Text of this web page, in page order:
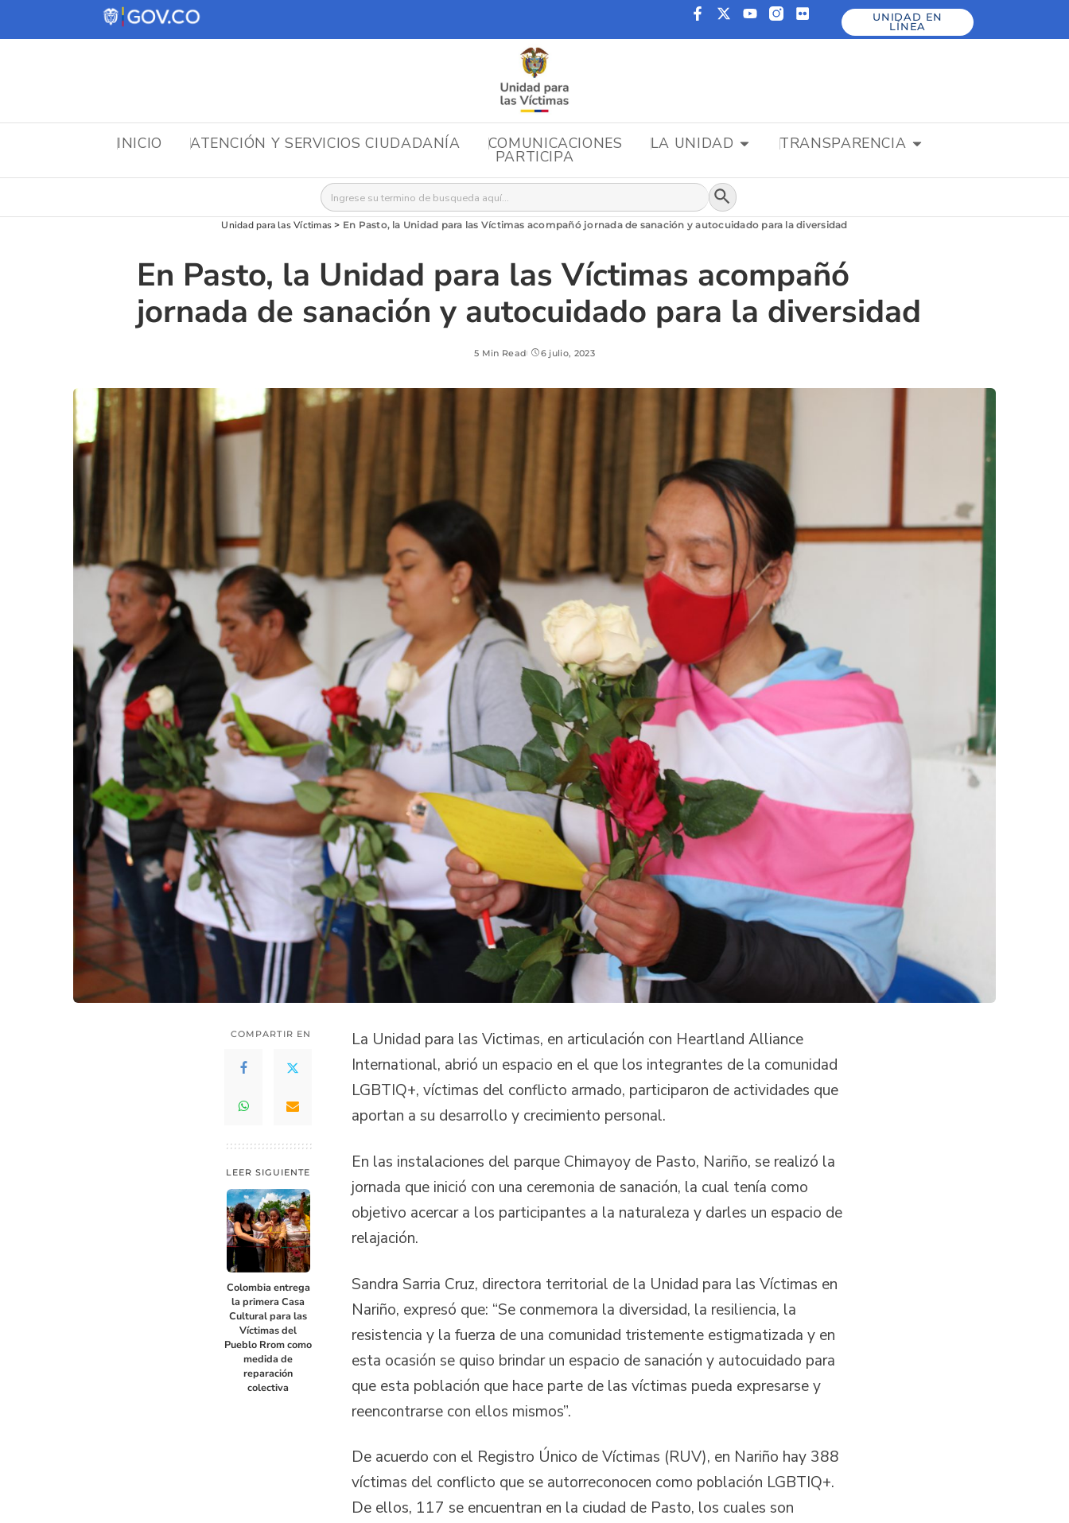
UNIDAD EN
LÍNEA
INICIO ATENCIÓN Y SERVICIOS CIUDADANÍA COMUNICACIONES LA UNIDAD TRANSPARENCIA
PARTICIPA
Buscar: Botón de búsqueda
Unidad para las Víctimas > En Pasto, la Unidad para las Víctimas acompañó jornada de sanación y autocuidado para la diversidad
En Pasto, la Unidad para las Víctimas acompañó
jornada de sanación y autocuidado para la diversidad
5 Min Read 6 julio, 2023
COMPARTIR EN
LEER SIGUIENTE
Colombia entrega
la primera Casa
Cultural para las
Víctimas del
Pueblo Rrom como
medida de
reparación
colectiva
La Unidad para las Victimas, en articulación con Heartland Alliance
International, abrió un espacio en el que los integrantes de la comunidad
LGBTIQ+, víctimas del conflicto armado, participaron de actividades que
aportan a su desarrollo y crecimiento personal.
En las instalaciones del parque Chimayoy de Pasto, Nariño, se realizó la
jornada que inició con una ceremonia de sanación, la cual tenía como
objetivo acercar a los participantes a la naturaleza y darles un espacio de
relajación.
Sandra Sarria Cruz, directora territorial de la Unidad para las Víctimas en
Nariño, expresó que: “Se conmemora la diversidad, la resiliencia, la
resistencia y la fuerza de una comunidad tristemente estigmatizada y en
esta ocasión se quiso brindar un espacio de sanación y autocuidado para
que esta población que hace parte de las víctimas pueda expresarse y
reencontrarse con ellos mismos”.
De acuerdo con el Registro Único de Víctimas (RUV), en Nariño hay 388
víctimas del conflicto que se autorreconocen como población LGBTIQ+.
De ellos, 117 se encuentran en la ciudad de Pasto, los cuales son